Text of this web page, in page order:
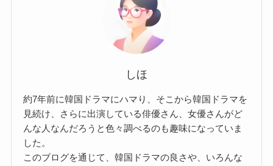
しほ
約7年前に韓国ドラマにハマり、そこから韓国ドラマを
見続け、さらに出演している俳優さん、女優さんがど
んな人なんだろうと色々調べるのも趣味になっていま
した。
このブログを通じて、韓国ドラマの良さや、いろんな